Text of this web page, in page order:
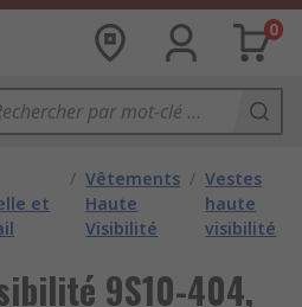
0
et
/ Vêtements
Haute
Visibilité
/ Vestes
haute
visibilité
9S10-404,